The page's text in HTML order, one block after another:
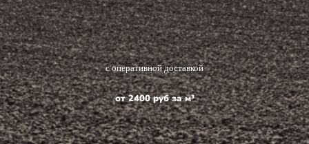
с оперативной доставкой
от 2400 руб за м³